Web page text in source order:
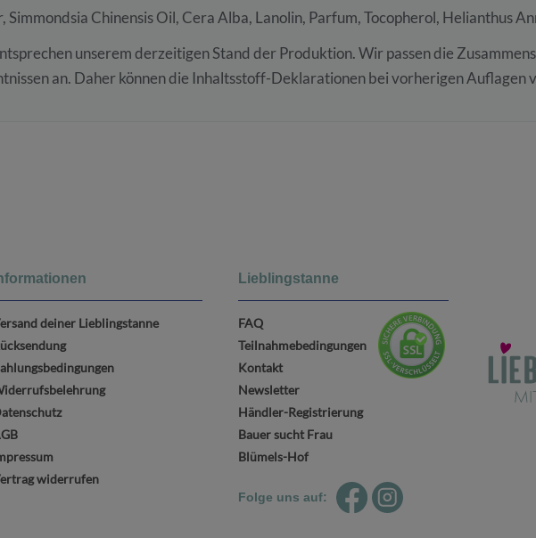
Chinensis Oil, Cera Alba, Lanolin, Parfum, Tocopherol, Helianthus
unserem derzeitigen Stand der Produktion. Wir passen die
an. Daher können die Inhaltsstoff-Deklarationen bei vorherigen Auflagen
deiner Lieblingstanne
widerrufen
Lieblingstanne
FAQ
Teilnahmebedingungen
Kontakt
Newsletter
Händler-Registrierung
Bauer sucht Frau
Blümels-Hof
Folge uns auf: